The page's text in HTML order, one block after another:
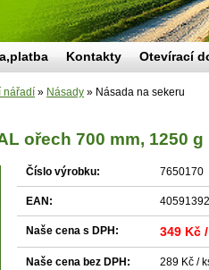
nářadí » Násady » Násada na sekeru
ořech 700 mm, 1250 g
Číslo výrobku: 7650170
EAN:
Naše cena s DPH: 349 Kč
Naše cena bez DPH: 289 Kč /
Kontakty Otevírací